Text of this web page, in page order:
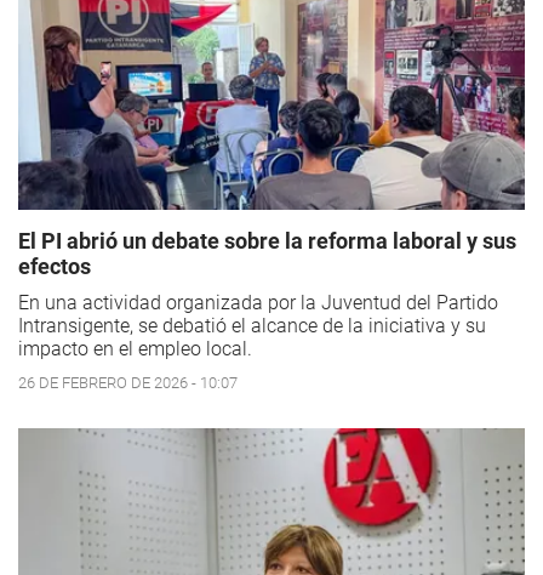
El PI abrió un debate sobre la reforma laboral y sus
efectos
En una actividad organizada por la Juventud del Partido
Intransigente, se debatió el alcance de la iniciativa y su
impacto en el empleo local.
26 DE FEBRERO DE 2026 - 10:07